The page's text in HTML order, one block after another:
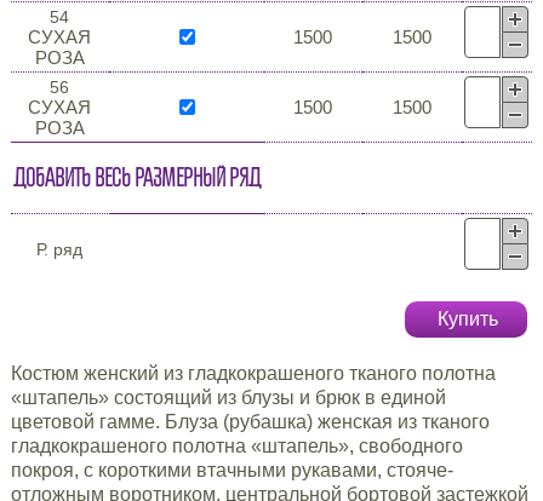
54
СУХАЯ
РОЗА
1500 1500
56
СУХАЯ
РОЗА
1500 1500
Добавить весь размерный ряд
Р. ряд
Купить
Костюм женский из гладкокрашеного тканого полотна
«штапель» состоящий из блузы и брюк в единой
цветовой гамме. Блуза (рубашка) женская из тканого
гладкокрашеного полотна «штапель», свободного
покроя, с короткими втачными рукавами, стояче-
отложным воротником, центральной бортовой застежкой